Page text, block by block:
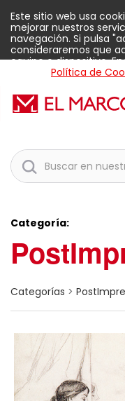
Este sitio web usa
mejorar nuestros
navegación. Si pulsa
consideraremos que
equipo o dispositivo.
Política de
Aceptar
Categoría:
Categorías >